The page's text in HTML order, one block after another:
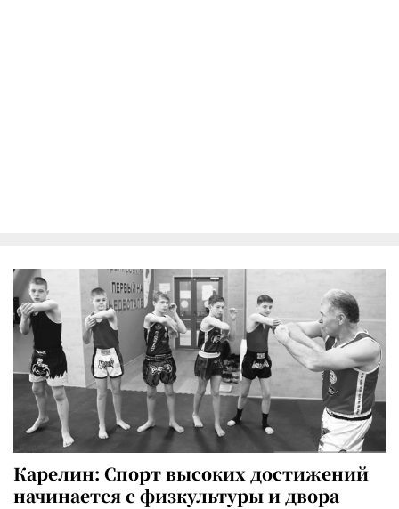
Карелин: Спорт высоких достижений
начинается с физкультуры и двора